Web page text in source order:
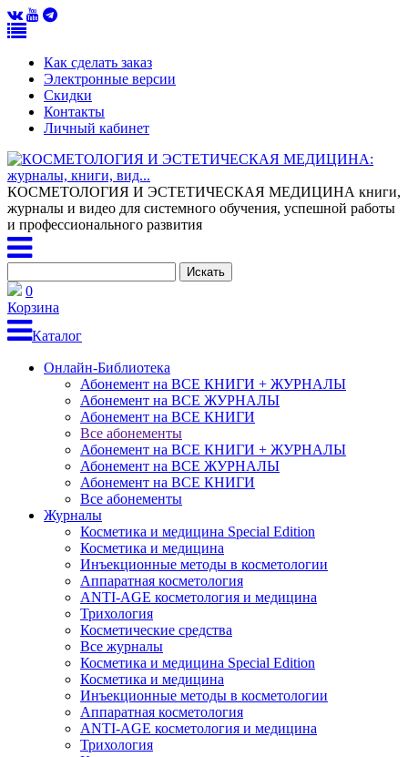
Как сделать заказ
Электронные версии
Скидки
Контакты
Личный кабинет
КОСМЕТОЛОГИЯ И ЭСТЕТИЧЕСКАЯ МЕДИЦИНА книги,
журналы и видео для системного обучения, успешной работы
и профессионального развития
0
Корзина
Каталог
Онлайн-Библиотека
Абонемент на ВСЕ КНИГИ + ЖУРНАЛЫ
Абонемент на ВСЕ ЖУРНАЛЫ
Абонемент на ВСЕ КНИГИ
Все абонементы
Абонемент на ВСЕ КНИГИ + ЖУРНАЛЫ
Абонемент на ВСЕ ЖУРНАЛЫ
Абонемент на ВСЕ КНИГИ
Все абонементы
Журналы
Косметика и медицина Special Edition
Косметика и медицина
Инъекционные методы в косметологии
Аппаратная косметология
ANTI-AGE косметология и медицина
Трихология
Косметические средства
Все журналы
Косметика и медицина Special Edition
Косметика и медицина
Инъекционные методы в косметологии
Аппаратная косметология
ANTI-AGE косметология и медицина
Трихология